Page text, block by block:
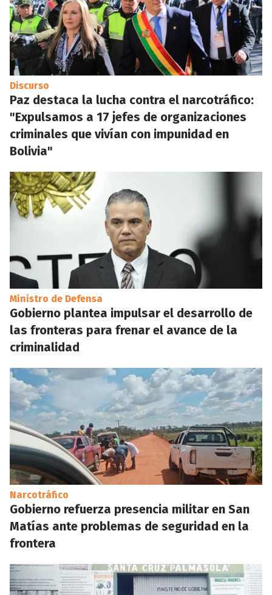
Discurso
Paz destaca la lucha contra el narcotráfico:
"Expulsamos a 17 jefes de organizaciones
criminales que vivían con impunidad en
Bolivia"
Ministro de Defensa
Gobierno plantea impulsar el desarrollo de
las fronteras para frenar el avance de la
criminalidad
Narcotráfico
Gobierno refuerza presencia militar en San
Matías ante problemas de seguridad en la
frontera